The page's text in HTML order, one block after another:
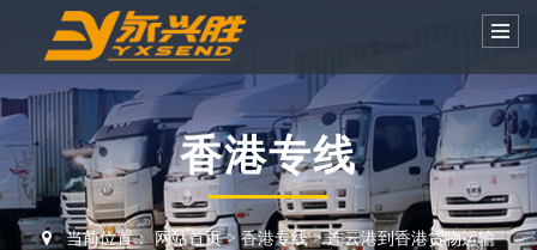
香港专线
当前位置：网站首页>香港专线>连云港到香港货物运输